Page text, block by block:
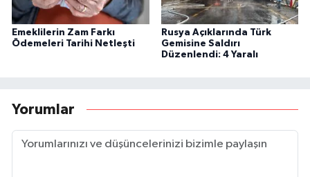
Emeklilerin Zam Farkı
Ödemeleri Tarihi Netleşti
Rusya Açıklarında Türk
Gemisine Saldırı
Düzenlendi: 4 Yaralı
Yorumlar